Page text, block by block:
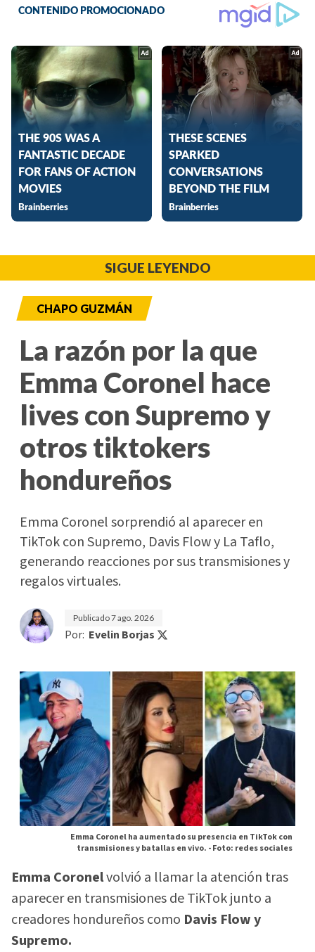
SIGUE LEYENDO
CHAPO GUZMÁN
La razón por la que
Emma Coronel hace
lives con Supremo y
otros tiktokers
hondureños
Emma Coronel sorprendió al aparecer en
TikTok con Supremo, Davis Flow y La Taflo,
generando reacciones por sus transmisiones y
regalos virtuales.
Publicado7 ago. 2026
Por: Evelin Borjas
Emma Coronel ha aumentado su presencia en TikTok con
transmisiones y batallas en vivo. -Foto: redes sociales
Emma Coronelvolvió a llamar la atención tras
aparecer en transmisiones de TikTok junto a
creadores hondureños como Davis Flow y
Supremo.